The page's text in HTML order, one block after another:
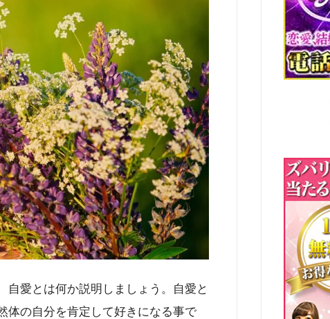
自愛とは何か説明しましょう。自愛と
体の自分を肯定して好きになる事で